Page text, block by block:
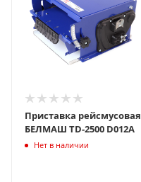
Приставка рейсмусовая
БЕЛМАШ TD-2500 D012A
Нет в наличии